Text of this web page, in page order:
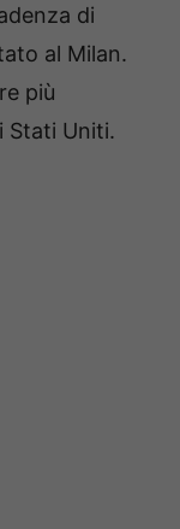
di
al Milan.
più
Stati Uniti.